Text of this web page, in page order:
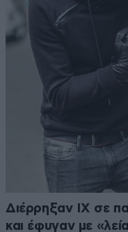
Διέρρηξαν ΙΧ σε
και έφυγαν με